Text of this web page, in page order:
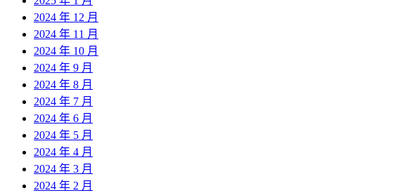
2024 年 12 月
2024 年 11 月
2024 年 10 月
2024 年 9 月
2024 年 8 月
2024 年 7 月
2024 年 6 月
2024 年 5 月
2024 年 4 月
2024 年 3 月
2024 年 2 月